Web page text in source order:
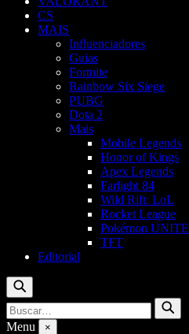
CS
MAIS
Influenciadores
Guias
Fortnite
Rainbow Six Siege
PUBG
Dota 2
Mais
Mobile Legends
Honor of Kings
Apex Legends
Farlight 84
Wild Rift: LoL
Rocket League
Pokémon UNITE
TFT
Editorial
Buscar
Buscar
por:
Buscar
Menu ×